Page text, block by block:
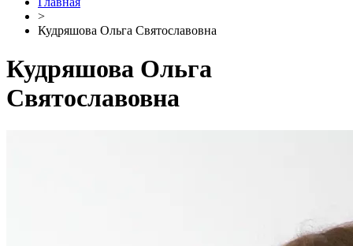
>
Кудряшова Ольга Святославовна
Кудряшова Ольга
Святославовна